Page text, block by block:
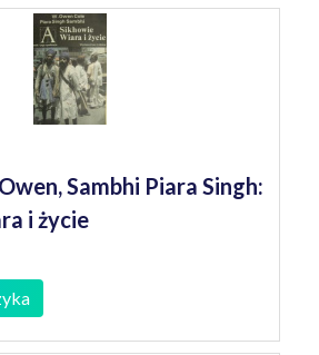
Sambhi Piara Singh:
i życie